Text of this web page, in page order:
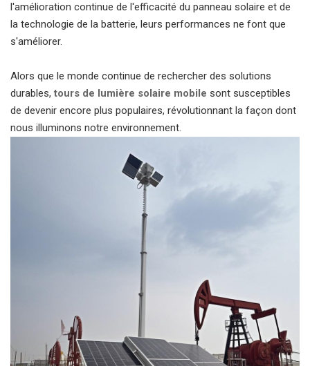
l'amélioration continue de l'efficacité du panneau solaire et de
la technologie de la batterie, leurs performances ne font que
s'améliorer.
Alors que le monde continue de rechercher des solutions
durables, tours de lumière solaire mobile sont susceptibles
de devenir encore plus populaires, révolutionnant la façon dont
nous illuminons notre environnement.